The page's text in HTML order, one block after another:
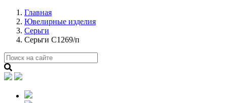
Главная
Ювелирные изделия
Серьги
Серьги С1269/п